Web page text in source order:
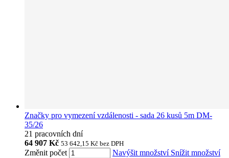
Značky pro vymezení vzdálenosti - sada 26 kusů 5m DM-
35/26
21 pracovních dní
64 907 Kč 53 642,15 Kč bez DPH
Změnit počet Navýšit množství Snížit množství